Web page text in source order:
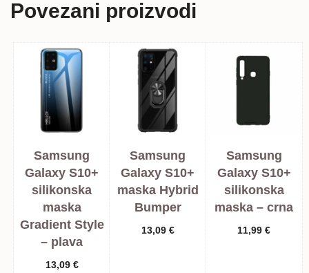
Povezani proizvodi
Samsung
Galaxy S10+
silikonska
maska
Gradient Style
– plava
13,09 €
Samsung
Galaxy S10+
maska Hybrid
Bumper
13,09 €
Samsung
Galaxy S10+
silikonska
maska – crna
11,99€